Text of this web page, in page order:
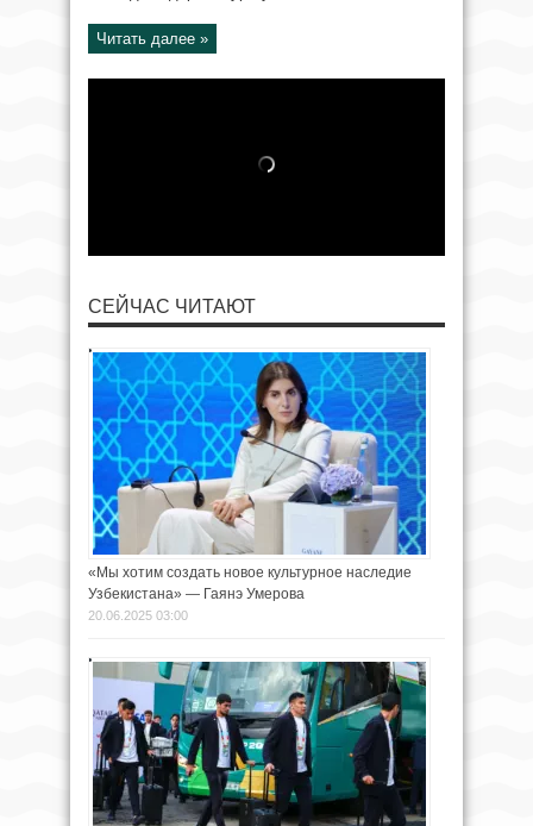
Читать далее »
СЕЙЧАС ЧИТАЮТ
«Мы хотим создать новое культурное наследие
Узбекистана» — Гаянэ Умерова
20.06.2025 03:00